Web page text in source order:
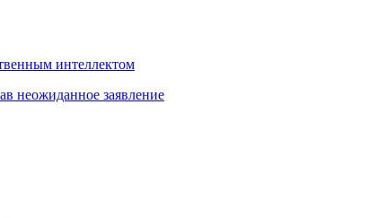
интеллектом
неожиданное заявление